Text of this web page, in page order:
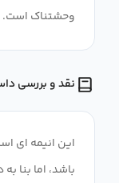
وحشتناک است.
نقد و بررسی داستان
این انیمه ای
باشد، اما بنا